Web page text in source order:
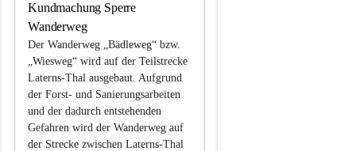
Kundmachung Sperre
Wanderweg
Der Wanderweg „Bädleweg“ bzw.
„Wiesweg“ wird auf der Teilstrecke
Laterns-Thal ausgebaut. Aufgrund
der Forst- und Sanierungsarbeiten
und der dadurch entstehenden
Gefahren wird der Wanderweg auf
der Strecke zwischen Laterns-Thal